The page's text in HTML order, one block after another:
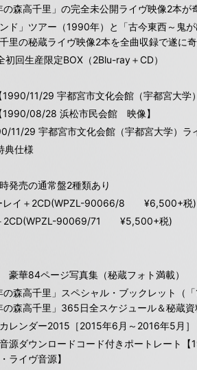
の森高千里」の完全未公開ライヴ映像2本が
ンド」ツアー（1990年）と「古今東西～鬼
里の秘蔵ライヴ映像2本を全曲収録で遂に
初回生産限定BOX（2Blu-ray＋CD）
11/29 宇都宮市文化会館（宇都宮大学
1990/08/28 浜松市民会館 映像】
11/29 宇都宮市文化会館（宇都宮大学）ラ
典仕様
発売の通常盤2種類あり
イ＋2CD(WPZL-90066/8 ¥6,500+
90069/71 ¥5,500+税)
華84ページ写真集（秘蔵フォト満載）
の森高千里」スペシャル・ブックレット（
の森高千里」365日全スケジュール＆秘蔵
レンダー2015［2015年6月～2016年5月］
源ダウンロードコード付きポートレート
ライヴ音源】